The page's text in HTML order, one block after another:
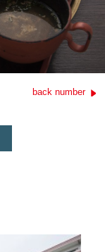
back number